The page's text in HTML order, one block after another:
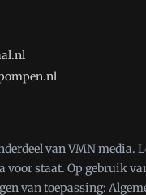
van VMN media.
voor staat. Op gebruik
van toepassing: